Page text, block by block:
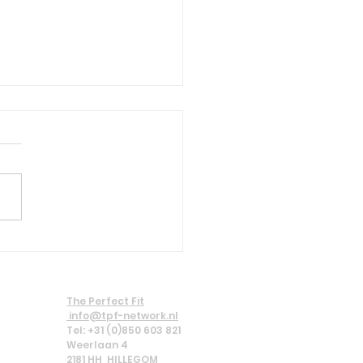
The Perfect Fit
info@tpf-network.nl
Tel: +31 (0)850 603 821
Weerlaan 4
2181 HH HILLEGOM